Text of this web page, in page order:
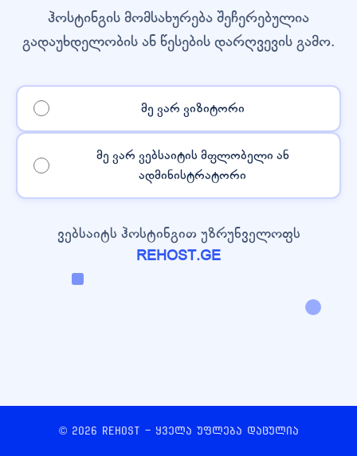
ჰოსტინგის მომსახურება შეჩერებულია
გადაუხდელობის ან წესების დარღვევის გამო.
მე ვარ ვიზიტორი
მე ვარ ვებსაიტის მფლობელი ან
ადმინისტრატორი
ვებსაიტს ჰოსტინგით უზრუნველოფს
REHOST.GE
© 2026 REHOST - ყველა უფლება დაცულია